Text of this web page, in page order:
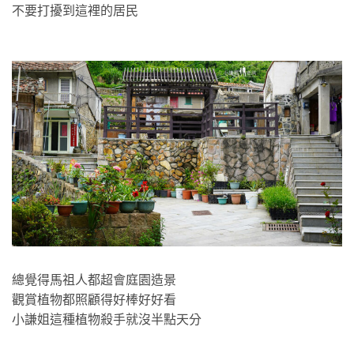
不要打擾到這裡的居民
總覺得馬祖人都超會庭園造景
觀賞植物都照顧得好棒好好看
小謙姐這種植物殺手就沒半點天分